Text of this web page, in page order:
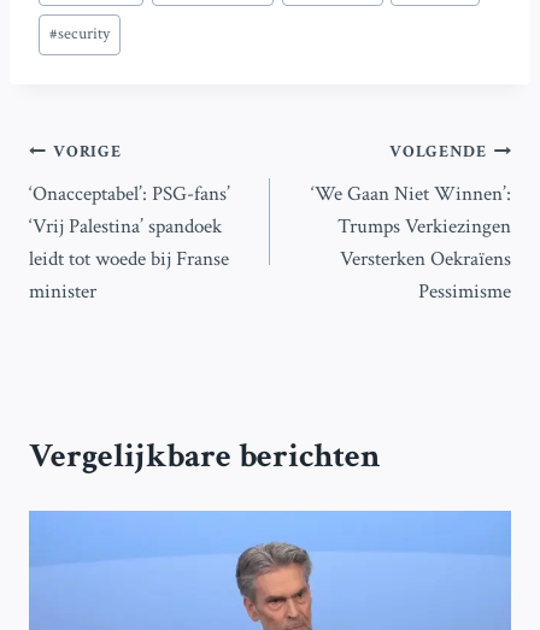
#security
Bericht
navigatie
VORIGE
‘Onacceptabel’: PSG-fans’
‘Vrij Palestina’ spandoek
leidt tot woede bij Franse
minister
VOLGENDE
‘We Gaan Niet Winnen’:
Trumps Verkiezingen
Versterken Oekraïens
Pessimisme
Vergelijkbare berichten